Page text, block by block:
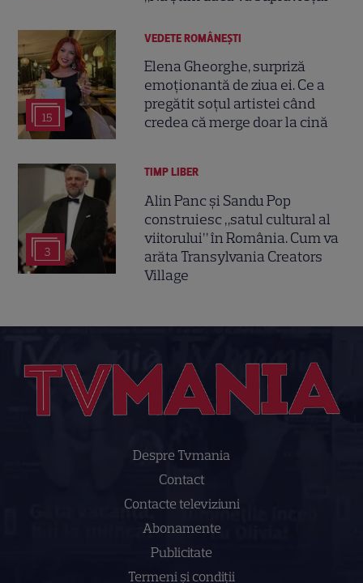
15
VEDETE ROMÂNEŞTI
Elena Gheorghe, surpriză
emoționantă de ziua ei. Ce a
pregătit soțul artistei când
credea că merge doar la cină
3
TIMP LIBER
Alin Panc și Sandu Pop
construiesc „satul cultural al
viitorului” în România. Cum va
arăta Transylvania Creators
Village
Despre Tvmania
Contact
Contacte televiziuni
Abonamente
Publicitate
Termeni și condiții